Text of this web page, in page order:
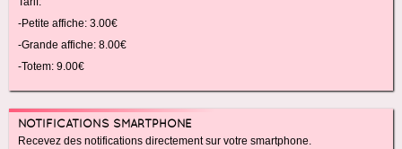
-Petite affiche: 3.00€
-Grande affiche: 8.00€
-Totem: 9.00€
NOTIFICATIONS SMARTPHONE
Recevez des notifications directement sur votre smartphone.